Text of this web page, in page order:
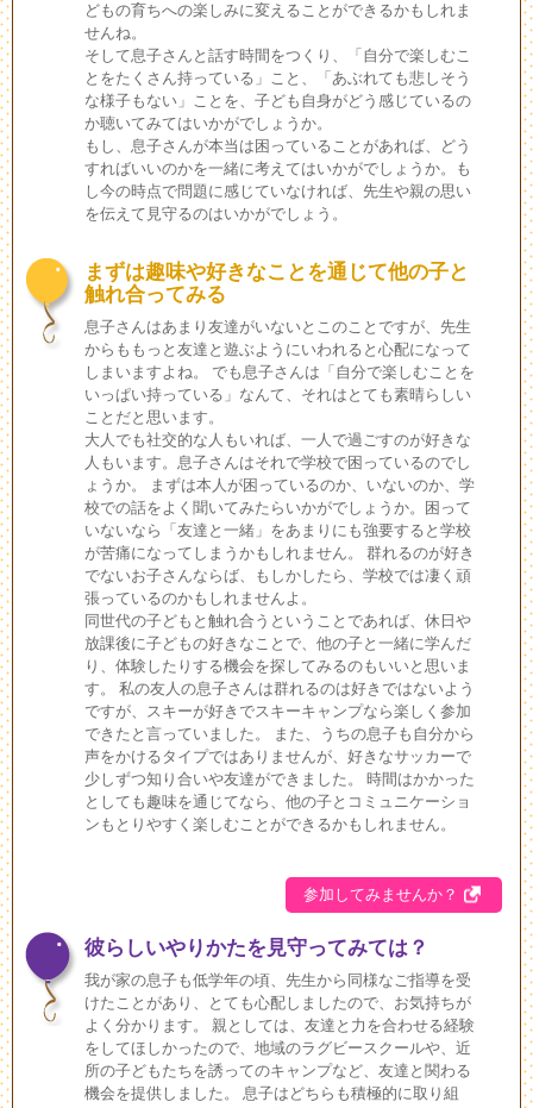
どもの育ちへの楽しみに変えることができるかもしれま
せんね。
そして息子さんと話す時間をつくり、「自分で楽しむこ
とをたくさん持っている」こと、「あぶれても悲しそう
な様子もない」ことを、子ども自身がどう感じているの
か聴いてみてはいかがでしょうか。
もし、息子さんが本当は困っていることがあれば、どう
すればいいのかを一緒に考えてはいかがでしょうか。も
し今の時点で問題に感じていなければ、先生や親の思い
を伝えて見守るのはいかがでしょう。
まずは趣味や好きなことを通じて他の子と
触れ合ってみる
息子さんはあまり友達がいないとこのことですが、先生
からももっと友達と遊ぶようにいわれると心配になって
しまいますよね。 でも息子さんは「自分で楽しむことを
いっぱい持っている」なんて、それはとても素晴らしい
ことだと思います。
大人でも社交的な人もいれば、一人で過ごすのが好きな
人もいます。息子さんはそれで学校で困っているのでし
ょうか。 まずは本人が困っているのか、いないのか、学
校での話をよく聞いてみたらいかがでしょうか。困って
いないなら「友達と一緒」をあまりにも強要すると学校
が苦痛になってしまうかもしれません。 群れるのが好き
でないお子さんならば、もしかしたら、学校では凄く頑
張っているのかもしれませんよ。
同世代の子どもと触れ合うということであれば、休日や
放課後に子どもの好きなことで、他の子と一緒に学んだ
り、体験したりする機会を探してみるのもいいと思いま
す。 私の友人の息子さんは群れるのは好きではないよう
ですが、スキーが好きでスキーキャンプなら楽しく参加
できたと言っていました。 また、うちの息子も自分から
声をかけるタイプではありませんが、好きなサッカーで
少しずつ知り合いや友達ができました。 時間はかかった
としても趣味を通じてなら、他の子とコミュニケーショ
ンもとりやすく楽しむことができるかもしれません。
参加してみませんか？
彼らしいやりかたを見守ってみては？
我が家の息子も低学年の頃、先生から同様なご指導を受
けたことがあり、とても心配しましたので、お気持ちが
よく分かります。 親としては、友達と力を合わせる経験
をしてほしかったので、地域のラグビースクールや、近
所の子どもたちを誘ってのキャンプなど、友達と関わる
機会を提供しました。 息子はどちらも積極的に取り組